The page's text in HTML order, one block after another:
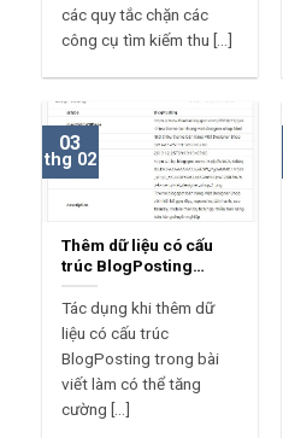
các quy tắc chặn các
công cụ tìm kiếm thu [...]
Thêm dữ liệu có cấu
trúc BlogPosting
trong bài viết blogspot
Tác dụng khi thêm dữ
liệu có cấu trúc
BlogPosting trong bài
viết làm có thể tăng
cường [...]
03
thg 02